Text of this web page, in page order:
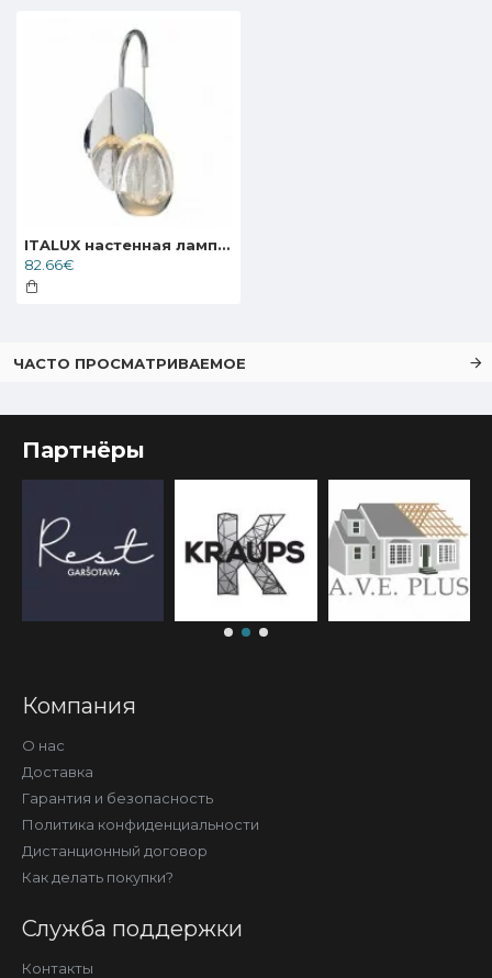
ITALUX настенная лампа LED, 4.8W, 3000K, 290lm, Huelto WL-22112132-1A-CR
82.66€
ЧАСТО ПРОСМАТРИВАЕМОЕ
Партнёры
Компания
О нас
Доставка
Гарантия и безопасность
Политика конфиденциальности
Дистанционный договор
Как делать покупки?
Служба поддержки
Контакты